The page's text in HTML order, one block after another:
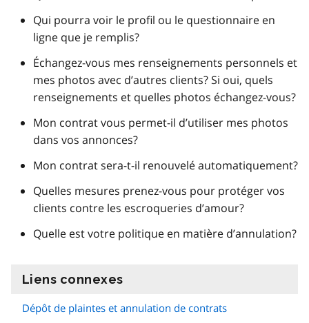
Qui pourra voir le profil ou le questionnaire en
ligne que je remplis?
Échangez-vous mes renseignements personnels et
mes photos avec d’autres clients? Si oui, quels
renseignements et quelles photos échangez-vous?
Mon contrat vous permet-il d’utiliser mes photos
dans vos annonces?
Mon contrat sera-t-il renouvelé automatiquement?
Quelles mesures prenez-vous pour protéger vos
clients contre les escroqueries d’amour?
Quelle est votre politique en matière d’annulation?
Liens connexes
Dépôt de plaintes et annulation de contrats